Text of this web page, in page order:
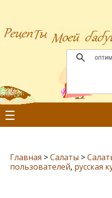
☰
Главная >Салаты >
пользователей, русская